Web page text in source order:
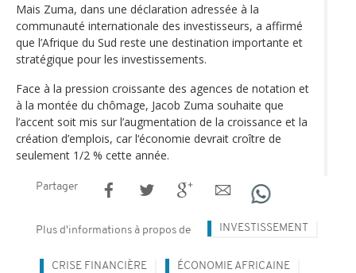
Mais Zuma, dans une déclaration adressée à la
communauté internationale des investisseurs, a affirmé
que l’Afrique du Sud reste une destination importante et
stratégique pour les investissements.
Face à la pression croissante des agences de notation et
à la montée du chômage, Jacob Zuma souhaite que
l’accent soit mis sur l’augmentation de la croissance et la
création d’emplois, car l‘économie devrait croître de
seulement 1/2 % cette année.
Partager
Plus d'informations à propos de INVESTISSEMENT
CRISE FINANCIÈRE ÉCONOMIE AFRICAINE